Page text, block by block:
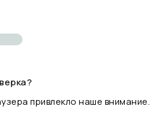
привлекло наше внимание.